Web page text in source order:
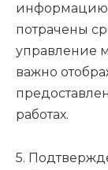
информацию
потрачены
управление
важно
работах.
5.